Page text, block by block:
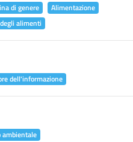
di genere
Alimentazione
alimenti
dell'informazione
ambientale